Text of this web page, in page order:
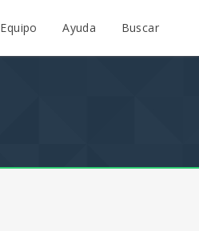
Equipo Ayuda Buscar